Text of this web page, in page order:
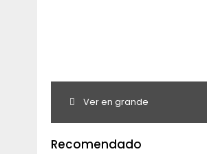
Ver en grande
Recomendado